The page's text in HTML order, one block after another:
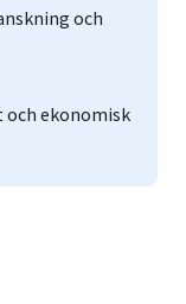
och
ekonomisk